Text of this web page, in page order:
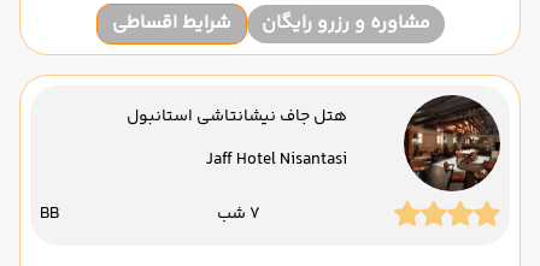
مشاوره و رزرو رایگان شرایط اقساطی
هتل جاف نیشانتاشی استانبول
Jaff Hotel Nisantasi
7 شب BB